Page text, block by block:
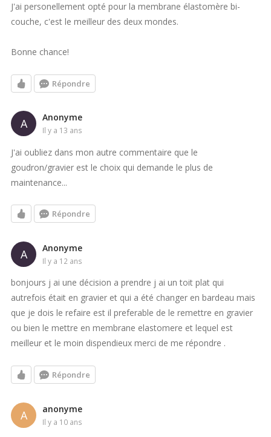
J'ai personellement opté pour la membrane élastomère bi-
couche, c'est le meilleur des deux mondes.
Bonne chance!
Répondre
A Anonyme
il y a 13 ans
J'ai oubliez dans mon autre commentaire que le
goudron/gravier est le choix qui demande le plus de
maintenance...
Répondre
A Anonyme
il y a 12 ans
bonjours j ai une décision a prendre j ai un toit plat qui
autrefois était en gravier et qui a été changer en bardeau mais
que je dois le refaire est il preferable de le remettre en gravier
ou bien le mettre en membrane elastomere et lequel est
meilleur et le moin dispendieux merci de me répondre .
Répondre
A anonyme
il y a 10 ans